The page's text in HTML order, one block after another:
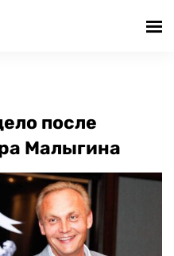
после
Малыгина